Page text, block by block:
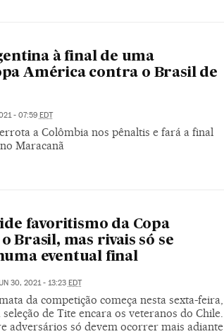
à final de uma
América contra o Brasil de
- 07:59 EDT
a Colômbia nos pênaltis e fará a final
Maracanã
favoritismo da Copa
Brasil, mas rivais só se
eventual final
30, 2021 - 13:23 EDT
da competição começa nesta sexta-feira,
de Tite encara os veteranos do Chile.
adversários só devem ocorrer mais adiante